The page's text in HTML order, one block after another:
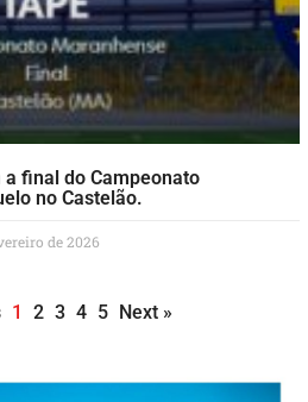
final do Campeonato
no Castelão.
de 2026
1 2 3 4 5 Next »